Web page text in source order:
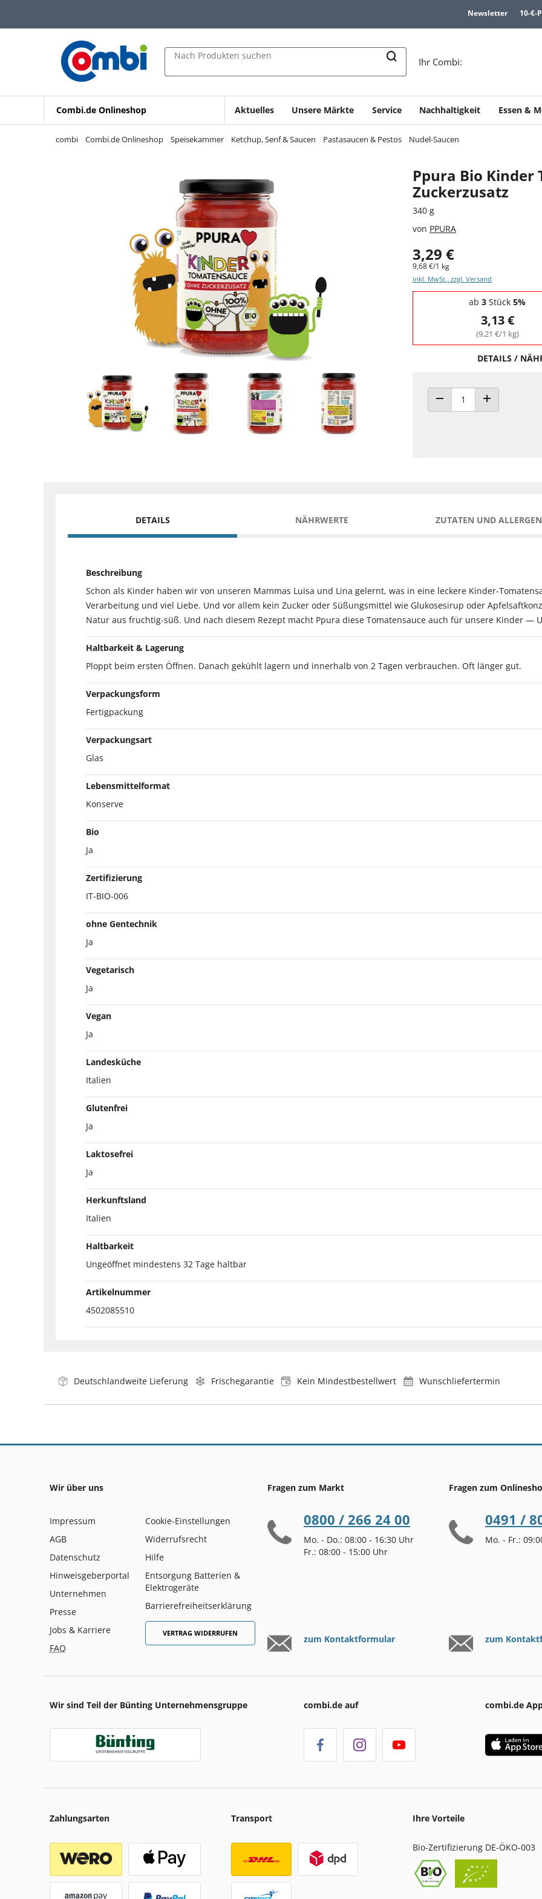
Zur Navigation springen
Zur Suche springen
Newsletter 10-€-
Nach Produkten suchen
Ihr Combi:
Combi.de Onlineshop Aktuelles Unsere Märkte Service Nachhaltigkeit Essen &
combi Combi.de Onlineshop Speisekammer Ketchup, Senf & Saucen Pastasaucen & Pestos Nudel-Saucen
Ppura Bio Kinder
Zuckerzusatz
340 g
von PPURA
3,29 €
9,68 €/1 kg
inkl. MwSt., zzgl. Versand
Staffelpreise - Mengenrabatt
ab 3 Stück 5%
3,13 €
(9,21 €/1 kg)
DETAILS /
ANZAHL VERRINGERN
ANZAHL
DETAILS NÄHRWERTE ZUTATEN UND
Beschreibung
Schon als Kinder haben wir von unseren Mammas Luisa und Lina gelernt, was in eine leckere Kinder-
Verarbeitung und viel Liebe. Und vor allem kein Zucker oder Süßungsmittel wie Glukosesirup oder
Natur aus fruchtig-süß. Und nach diesem Rezept macht Ppura diese Tomatensauce auch für unsere Kinder —
Haltbarkeit & Lagerung
Ploppt beim ersten Öffnen. Danach gekühlt lagern und innerhalb von 2 Tagen verbrauchen. Oft länger gut.
Verpackungsform
Fertigpackung
Verpackungsart
Glas
Lebensmittelformat
Konserve
Bio
Ja
Zertifizierung
IT-BIO-006
ohne Gentechnik
Ja
Vegetarisch
Ja
Vegan
Ja
Landesküche
Italien
Glutenfrei
Ja
Laktosefrei
Ja
Herkunftsland
Italien
Haltbarkeit
Ungeöffnet mindestens 32 Tage haltbar
Artikelnummer
4502085510
Deutschlandweite Lieferung Frischegarantie Kein Mindestbestellwert Wunschliefertermin
Wir über uns
Impressum
AGB
Datenschutz
Hinweisgeberportal
Unternehmen
Presse
Jobs & Karriere
FAQ
Cookie-Einstellungen
Widerrufsrecht
Hilfe
Entsorgung Batterien &
Elektrogeräte
Barrierefreiheitserklärung
VERTRAG WIDERRUFEN
Fragen zum Markt
0800 / 266 24 00
Mo. - Do.: 08:00 - 16:30 Uhr
Fr.: 08:00 - 15:00 Uhr
zum Kontaktformular
Fragen zum
0491 /
Mo. - Fr.:
zum
Wir sind Teil der Bünting Unternehmensgruppe combi.de auf combi.de
Zahlungsarten Transport Ihre Vorteile
Bio-Zertifizierung DE-ÖKO-003